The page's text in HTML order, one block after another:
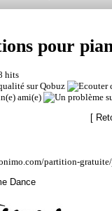
pour
hits
[
partition-
Dance